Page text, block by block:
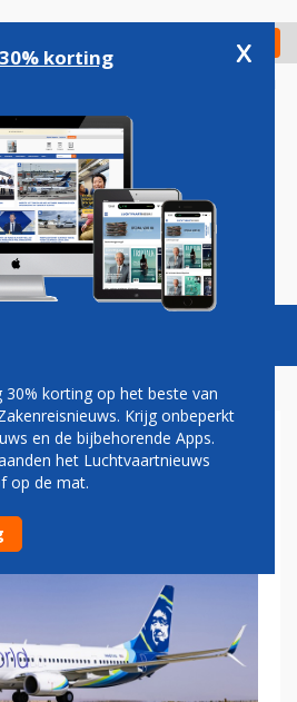
Check in
Podcasts Vacatures
WIL NAAR NUL
2050
korting x
korting op het beste van
Krijg onbeperkt
en de bijbehorende Apps.
het Luchtvaartnieuws
op de mat.